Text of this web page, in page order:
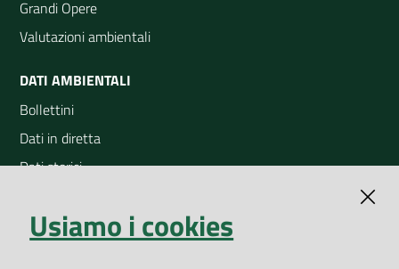
Grandi Opere
Valutazioni ambientali
DATI AMBIENTALI
Bollettini
Dati in diretta
Dati storici
Open Data
Usiamo i cookies